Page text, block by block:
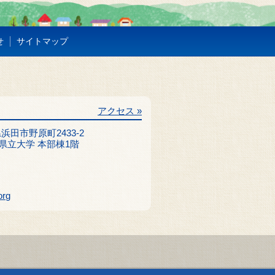
サイトマップ
田市野原町2433-2
立大学 本部棟1階
アクセス »